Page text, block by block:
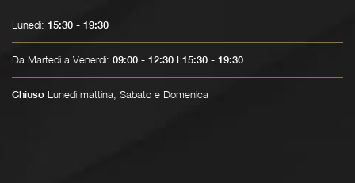
Lunedì: 15:30 - 19:30
Da Martedì a Venerdì: 09:00 - 12:30 | 15:30 - 19:30
Chiuso Lunedì mattina, Sabato e Domenica